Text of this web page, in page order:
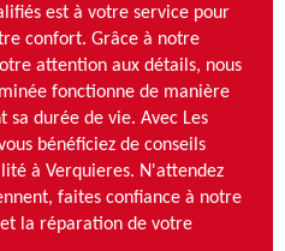
est à votre service pour
confort. Grâce à notre
attention aux détails, nous
fonctionne de manière
durée de vie. Avec Les
bénéficiez de conseils
à Verquieres. N'attendez
faites confiance à notre
la réparation de votre